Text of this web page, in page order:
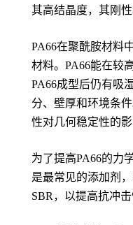
其高结晶度，其刚性
PA66在聚酰胺材料
材料。PA66能在较
PA66成型后仍有吸
分、壁厚和环境条
性对几何稳定性的影
为了提高PA66的力
是最常见的添加剂
SBR，以提高抗冲击